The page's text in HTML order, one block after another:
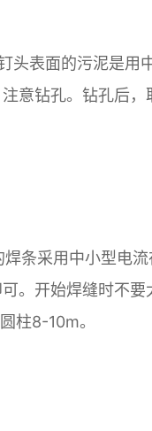
头表面的污泥是
意钻孔。钻孔后
条采用中小型电
。开始焊缝时不
柱8-10m。